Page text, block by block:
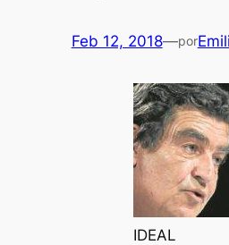
Feb 12, 2018—por
IDEAL